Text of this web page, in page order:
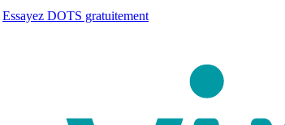
Essayez DOTS gratuitement